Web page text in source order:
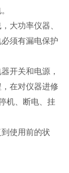
大功率仪器、
须有漏电保护
开关和电源，
在对仪器进修
机、断电、挂
使用前的状